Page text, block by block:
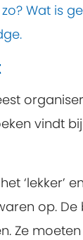
Wat is
vindt
‘lekker’
op.
Ze